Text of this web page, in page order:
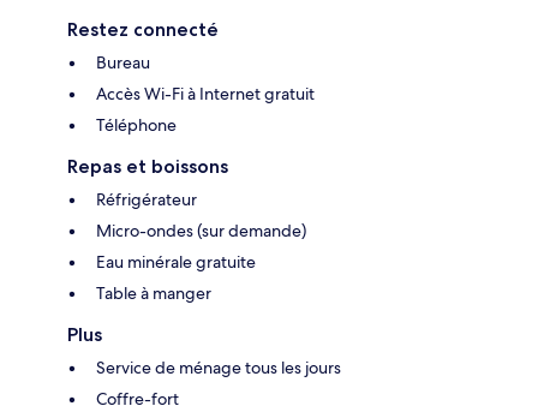
Restez connecté
Bureau
Accès Wi-Fi à Internet gratuit
Téléphone
Repas et boissons
Réfrigérateur
Micro-ondes (sur demande)
Eau minérale gratuite
Table à manger
Plus
Service de ménage tous les jours
Coffre-fort